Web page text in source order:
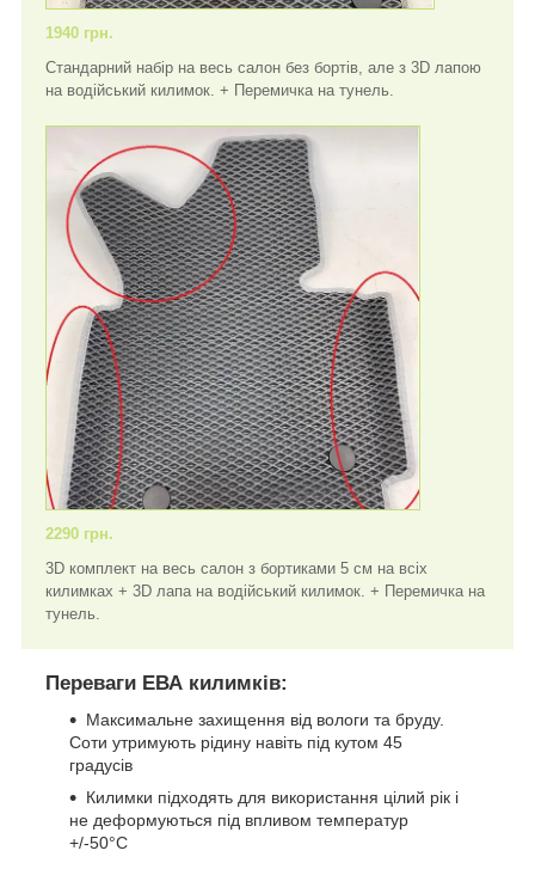
1940 грн.
Стандарний набір на весь салон без бортів, але з 3D лапою
на водійський килимок. + Перемичка на тунель.
2290 грн.
3D комплект на весь салон з бортиками 5 см на всіх
килимках + 3D лапа на водійський килимок. + Перемичка на
тунель.
Переваги ЕВА килимків:
Максимальне захищення від вологи та бруду.
Соти утримують рідину навіть під кутом 45
градусів
Килимки підходять для використання цілий рік і
не деформуються під впливом температур
+/-50°C